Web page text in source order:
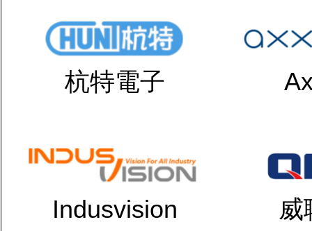
杭特電子
Indusvision 威